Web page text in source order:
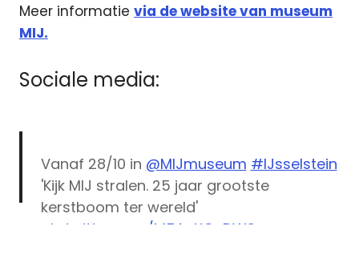
Meer informatie via de website van museum
MIJ.
Sociale media:
Vanaf 28/10 in @MIJmuseum #IJsselstein
'Kijk MIJ stralen. 25 jaar grootste
kerstboom ter wereld'
pic.twitter.com/M5AcXCuDWS